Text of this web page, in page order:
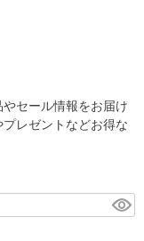
セール情報をお届け
レゼントなどお得な